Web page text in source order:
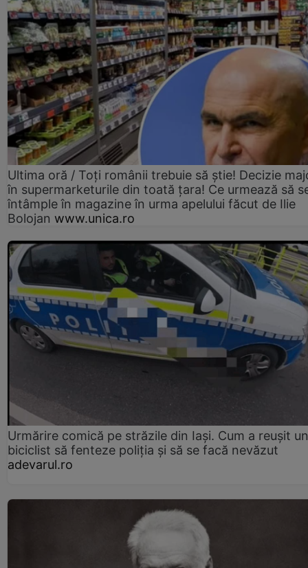
Ultima oră / Toți românii trebuie să știe! Decizie
în supermarketurile din toată țara! Ce urmează să
întâmple în magazine în urma apelului făcut de Ilie
Bolojan www.unica.ro
Urmărire comică pe străzile din Iași. Cum a reușit un
biciclist să fenteze poliția și să se facă nevăzut
adevarul.ro